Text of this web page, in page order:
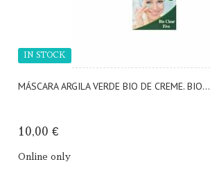
MÁSCARA ARGILA VERDE BIO DE CREME. BIO...
10,00 €
Online only
IN STOCK